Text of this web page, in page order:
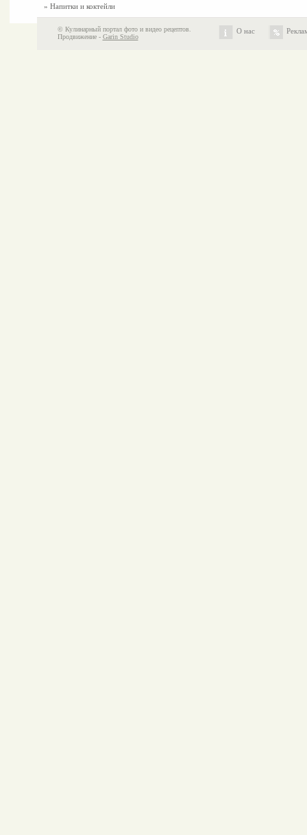
» Напитки и коктейли
© Кулинарный портал фото и видео рецептов.
Продвижение - Garin Studio
О нас